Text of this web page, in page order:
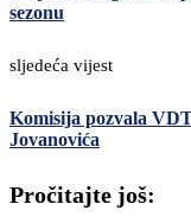
sezonu
sljedeća vijest
Komisija pozvala
Jovanovića
Pročitajte još: